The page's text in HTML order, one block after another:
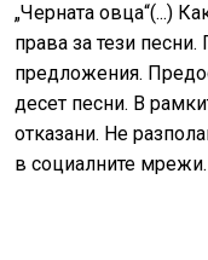
„Черната овца“(...)
права за тези
предложения.
десет песни. В
отказани. Не
в социалните мрежи.